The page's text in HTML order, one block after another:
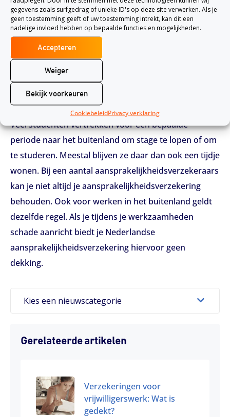
gegevens zoals surfgedrag of unieke ID's op deze site verwerken. Als je
geen toestemming geeft of uw toestemming intrekt, kan dit een
nadelige invloed hebben op bepaalde functies en mogelijkheden.
Accepteren
Weiger
Bekijk voorkeuren
CookiebeleidPrivacy verklaring
dat het slachtoffer zijn of haar geld krijgt. Meestal
helpen reisverzekeraars ook met het betalen van het
bedrag. Zo’n waarborgsom kan namelijk best hoog
uitvallen en niet iedereen kan dat bedrag zomaar
even ophoesten. Later moet je dit bedrag uiteraard
terugbetalen aan de verzekeraar.
Studeren en werken in het buitenland
Veel studenten vertrekken voor een bepaalde
periode naar het buitenland om stage te lopen of om
te studeren. Meestal blijven ze daar dan ook een tijdje
wonen. Bij een aantal aansprakelijkheidsverzekeraars
kan je niet altijd je aansprakelijkheidsverzekering
behouden. Ook voor werken in het buitenland geldt
dezelfde regel. Als je tijdens je werkzaamheden
schade aanricht biedt je Nederlandse
aansprakelijkheidsverzekering hiervoor geen
dekking.
Kies een nieuwscategorie
Gerelateerde artikelen
Verzekeringen voor
vrijwilligerswerk: Wat is
gedekt?